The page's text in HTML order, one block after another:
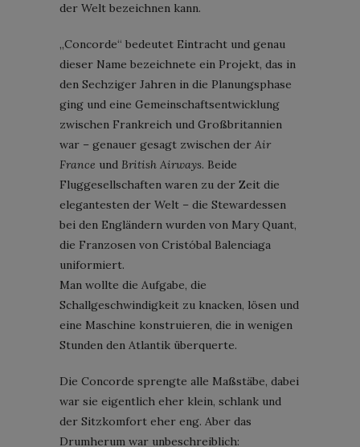
der Welt bezeichnen kann.
„Concorde“ bedeutet Eintracht und genau
dieser Name bezeichnete ein Projekt, das in
den Sechziger Jahren in die Planungsphase
ging und eine Gemeinschaftsentwicklung
zwischen Frankreich und Großbritannien
war – genauer gesagt zwischen der Air
France und British Airways. Beide
Fluggesellschaften waren zu der Zeit die
elegantesten der Welt – die Stewardessen
bei den Engländern wurden von Mary Quant,
die Franzosen von Cristóbal Balenciaga
uniformiert.
Man wollte die Aufgabe, die
Schallgeschwindigkeit zu knacken, lösen und
eine Maschine konstruieren, die in wenigen
Stunden den Atlantik überquerte.
Die Concorde sprengte alle Maßstäbe, dabei
war sie eigentlich eher klein, schlank und
der Sitzkomfort eher eng. Aber das
Drumherum war unbeschreiblich: